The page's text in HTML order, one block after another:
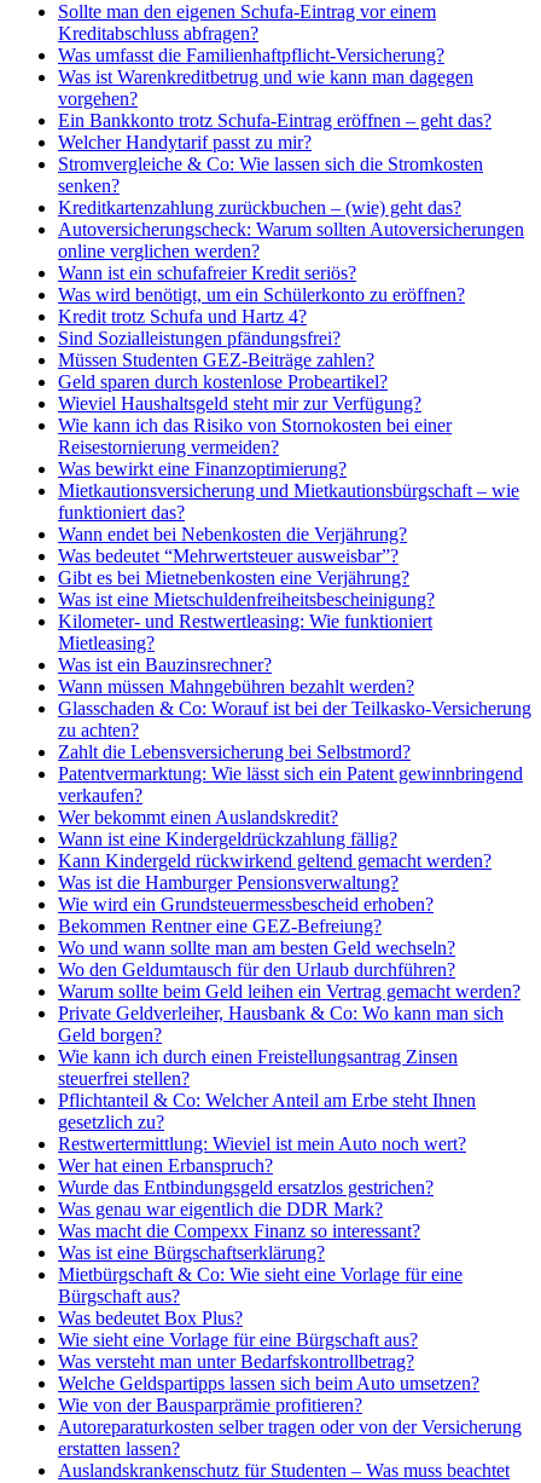
Sollte man den eigenen Schufa-Eintrag vor einem
Kreditabschluss abfragen?
Was umfasst die Familienhaftpflicht-Versicherung?
Was ist Warenkreditbetrug und wie kann man dagegen
vorgehen?
Ein Bankkonto trotz Schufa-Eintrag eröffnen – geht das?
Welcher Handytarif passt zu mir?
Stromvergleiche & Co: Wie lassen sich die Stromkosten
senken?
Kreditkartenzahlung zurückbuchen – (wie) geht das?
Autoversicherungscheck: Warum sollten Autoversicherungen
online verglichen werden?
Wann ist ein schufafreier Kredit seriös?
Was wird benötigt, um ein Schülerkonto zu eröffnen?
Kredit trotz Schufa und Hartz 4?
Sind Sozialleistungen pfändungsfrei?
Müssen Studenten GEZ-Beiträge zahlen?
Geld sparen durch kostenlose Probeartikel?
Wieviel Haushaltsgeld steht mir zur Verfügung?
Wie kann ich das Risiko von Stornokosten bei einer
Reisestornierung vermeiden?
Was bewirkt eine Finanzoptimierung?
Mietkautionsversicherung und Mietkautionsbürgschaft – wie
funktioniert das?
Wann endet bei Nebenkosten die Verjährung?
Was bedeutet “Mehrwertsteuer ausweisbar”?
Gibt es bei Mietnebenkosten eine Verjährung?
Was ist eine Mietschuldenfreiheitsbescheinigung?
Kilometer- und Restwertleasing: Wie funktioniert
Mietleasing?
Was ist ein Bauzinsrechner?
Wann müssen Mahngebühren bezahlt werden?
Glasschaden & Co: Worauf ist bei der Teilkasko-Versicherung
zu achten?
Zahlt die Lebensversicherung bei Selbstmord?
Patentvermarktung: Wie lässt sich ein Patent gewinnbringend
verkaufen?
Wer bekommt einen Auslandskredit?
Wann ist eine Kindergeldrückzahlung fällig?
Kann Kindergeld rückwirkend geltend gemacht werden?
Was ist die Hamburger Pensionsverwaltung?
Wie wird ein Grundsteuermessbescheid erhoben?
Bekommen Rentner eine GEZ-Befreiung?
Wo und wann sollte man am besten Geld wechseln?
Wo den Geldumtausch für den Urlaub durchführen?
Warum sollte beim Geld leihen ein Vertrag gemacht werden?
Private Geldverleiher, Hausbank & Co: Wo kann man sich
Geld borgen?
Wie kann ich durch einen Freistellungsantrag Zinsen
steuerfrei stellen?
Pflichtanteil & Co: Welcher Anteil am Erbe steht Ihnen
gesetzlich zu?
Restwertermittlung: Wieviel ist mein Auto noch wert?
Wer hat einen Erbanspruch?
Wurde das Entbindungsgeld ersatzlos gestrichen?
Was genau war eigentlich die DDR Mark?
Was macht die Compexx Finanz so interessant?
Was ist eine Bürgschaftserklärung?
Mietbürgschaft & Co: Wie sieht eine Vorlage für eine
Bürgschaft aus?
Was bedeutet Box Plus?
Wie sieht eine Vorlage für eine Bürgschaft aus?
Was versteht man unter Bedarfskontrollbetrag?
Welche Geldspartipps lassen sich beim Auto umsetzen?
Wie von der Bausparprämie profitieren?
Autoreparaturkosten selber tragen oder von der Versicherung
erstatten lassen?
Auslandskrankenschutz für Studenten – Was muss beachtet